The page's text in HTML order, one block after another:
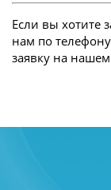
Если вы хотите
нам по
заявку на